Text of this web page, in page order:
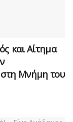
και Αίτημα
Μνήμη του